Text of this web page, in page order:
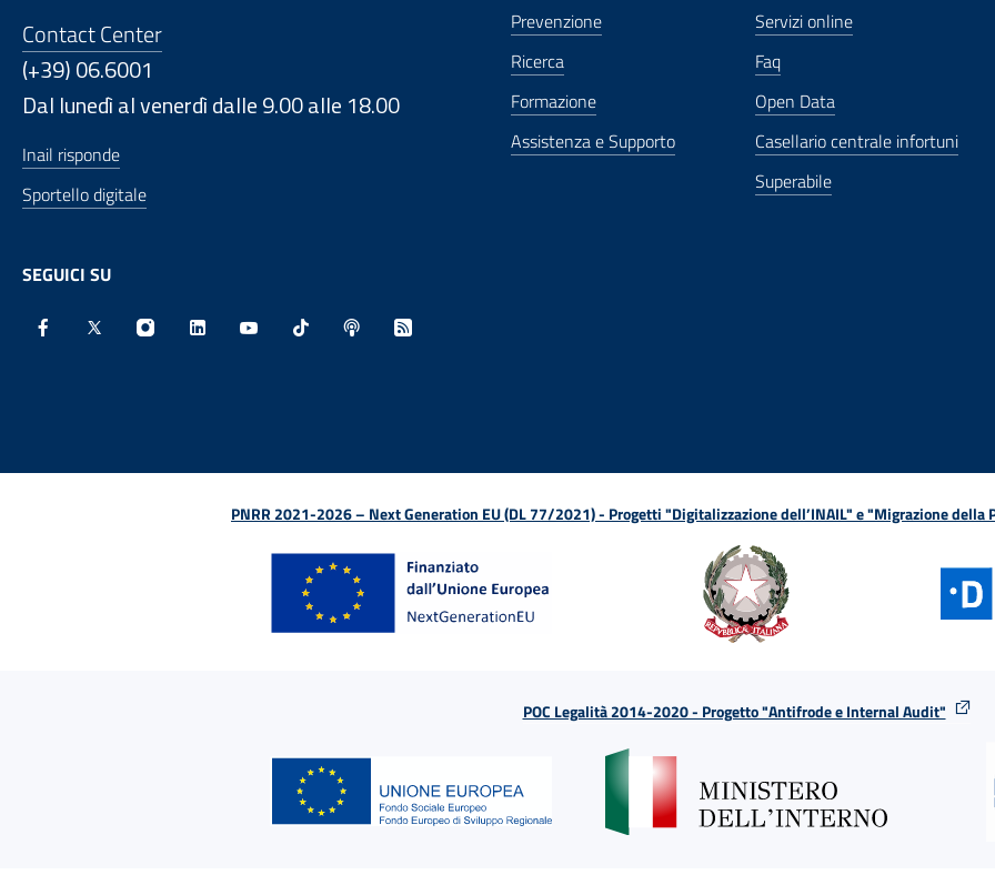
Contact Center
(+39) 06.6001
Dal lunedì al venerdì dalle 9.00 alle 18.00
Inail risponde
Sportello digitale
SEGUICI SU
Prevenzione
Ricerca
Formazione
Assistenza e Supporto
Servizi online
Faq
Open Data
Casellario centrale infortuni
Superabile
PNRR 2021-2026 – Next Generation EU (DL 77/2021) - Progetti "Digitalizzazione dell’INAIL" e "Migrazione della
POC Legalità 2014-2020 - Progetto "Antifrode e Internal Audit"